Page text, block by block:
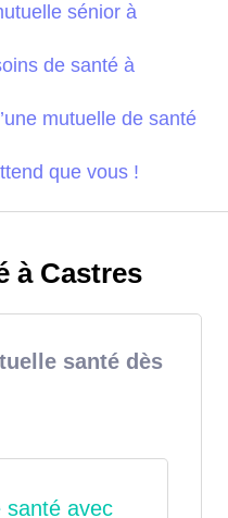
sénior à
de santé à
mutuelle de santé
que vous !
à Castres
santé dès